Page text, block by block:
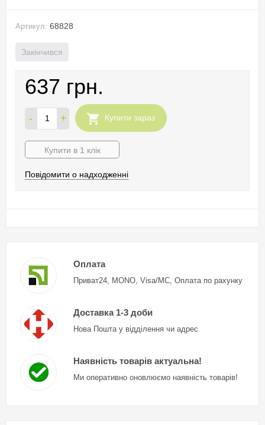
Артикул: 68828
Закінчився
637 грн.
- + Купити зараз
Купити в 1 клік
Повідомити о надходженні
Оплата
Приват24, MONO, Visa/MC, Оплата по рахунку
Доставка 1-3 доби
Нова Пошта у відділення чи адрес
Наявність товарів актуальна!
Ми оперативно оновлюємо наявність товарів!